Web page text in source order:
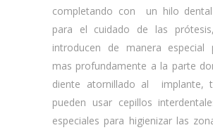
completando con un hilo dental
para el cuidado de las
introducen de manera especial
mas profundamente a la parte
diente atornillado al implante,
pueden usar cepillos
especiales para higienizar las